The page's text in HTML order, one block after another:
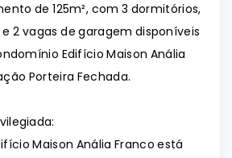
de 125m², com 3 dormitórios,
2 vagas de garagem disponíveis
Edifício Maison Anália
Porteira Fechada.
Maison Anália Franco está